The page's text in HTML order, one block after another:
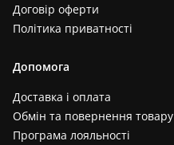
Договір оферти
Політика приватності
Допомога
Доставка і оплата
Обмін та повернення товару
Програма лояльності